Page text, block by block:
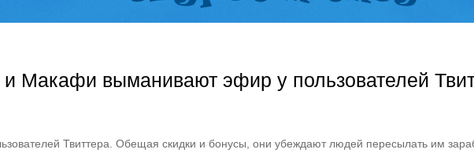
Макафи выманивают эфир у пользователей
Твиттера. Обещая скидки и бонусы, они убеждают людей пересылать им